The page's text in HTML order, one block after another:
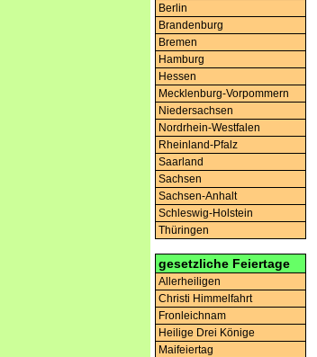
Berlin
Brandenburg
Bremen
Hamburg
Hessen
Mecklenburg-Vorpommern
Niedersachsen
Nordrhein-Westfalen
Rheinland-Pfalz
Saarland
Sachsen
Sachsen-Anhalt
Schleswig-Holstein
Thüringen
gesetzliche Feiertage
Allerheiligen
Christi Himmelfahrt
Fronleichnam
Heilige Drei Könige
Maifeiertag